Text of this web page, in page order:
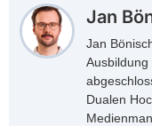
Jan
Jan
Ausbildung
Dualen